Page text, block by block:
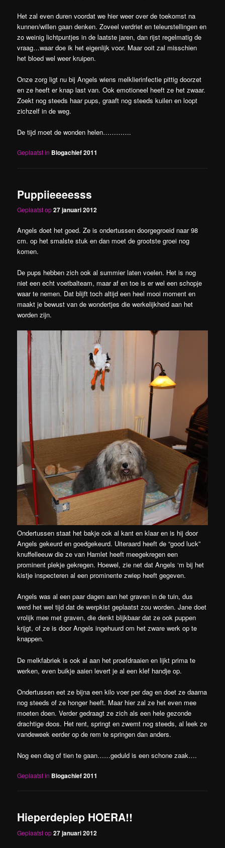
Het zal even duren voordat we hier weer over de toekomst na
kunnen/willen gaan denken. Zoveel verdriet en teleurstellingen en
zo weinig lichtpuntjes in de laatste jaren, dan rijst regelmatig de
vraag…waar doe ik het eigenlijk voor. Maar ooit zal misschien
het bloed wel weer kruipen.
Onze zorg ligt nu bij Angels wiens melklierinfectie pittig doorzet
en ze heeft er knap last van. Ook emotioneel heeft ze het zwaar.
Zoekt nog steeds haar pups, graaft nog steeds kuilen en loopt
zichzelf in de weg.
De tijd moet de wonden helen………….
Geplaatst in Blogachief 2011
Puppiieeeesss
Geplaatst op27 januari 2012
Angels doet het goed. Ze is ondertussen doorgegroeid naar 98
cm. op het smalste stuk en dan moet de grootste groei nog
komen.
De pups hebben zich ook al summier laten voelen. Het is nog
niet een echt voetbalteam, maar af en toe is er wel een schopje
waar te nemen. Dat blijft toch altijd een heel mooi moment en
maakt je bewust van de wondertjes die werkelijkheid aan het
worden zijn.
Ondertussen staat het bakje ook al kant en klaar en is hij door
Angels gekeurd en goedgekeurd. Uiteraard heeft de “good luck”
knuffelleeuw die ze van Hamlet heeft meegekregen een
prominent plekje gekregen. Hoewel, zie net dat Angels ‘m bij het
kistje inspecteren al een prominente zwiep heeft gegeven.
Angels was al een paar dagen aan het graven in de tuin, dus
werd het wel tijd dat de werpkist geplaatst zou worden. Jane doet
vrolijk mee met graven, die denkt blijkbaar dat ze ook puppen
krijgt, of ze is door Angels ingehuurd om het zware werk op te
knappen.
De melkfabriek is ook al aan het proefdraaien en lijkt prima te
werken, even buikje aaien levert je al een klef handje op.
Ondertussen eet ze bijna een kilo voer per dag en doet ze daarna
nog steeds of ze honger heeft. Maar hier zal ze het even mee
moeten doen. Verder gedraagt ze zich als een hele gezonde
drachtige doos. Het rent, springt en zwemt nog steeds, al leek ze
vandeweek eerder op de rem te springen dan anders.
Nog een dag of tien te gaan……geduld is een schone zaak….
Geplaatst in Blogachief 2011
Hieperdepiep HOERA!!
Geplaatst op27 januari 2012